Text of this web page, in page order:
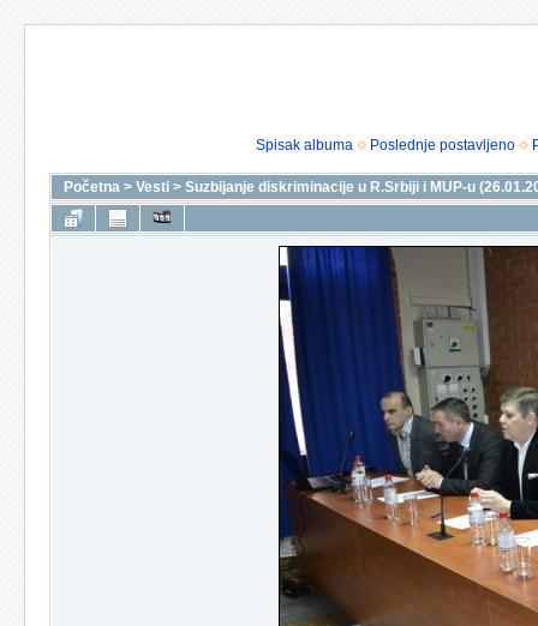
Spisak albuma Poslednje postavljeno
Početna > Vesti > Suzbijanje diskriminacije u R.Srbiji i MUP-u